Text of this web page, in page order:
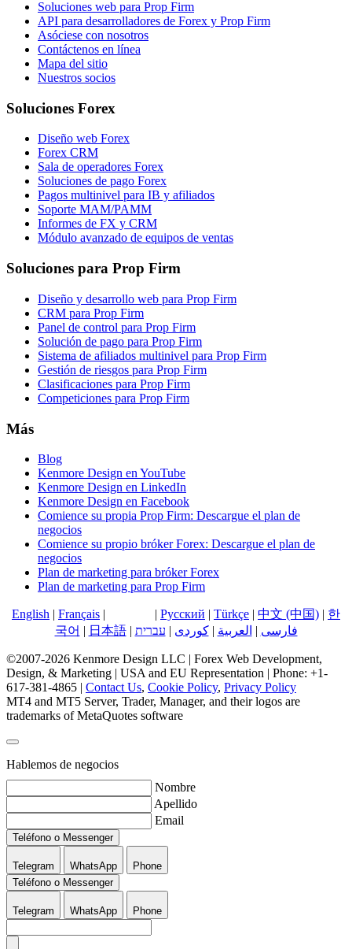
Soluciones web para Prop Firm
API para desarrolladores de Forex y Prop Firm
Asóciese con nosotros
Contáctenos en línea
Mapa del sitio
Nuestros socios
Soluciones Forex
Diseño web Forex
Forex CRM
Sala de operadores Forex
Soluciones de pago Forex
Pagos multinivel para IB y afiliados
Soporte MAM/PAMM
Informes de FX y CRM
Módulo avanzado de equipos de ventas
Soluciones para Prop Firm
Diseño y desarrollo web para Prop Firm
CRM para Prop Firm
Panel de control para Prop Firm
Solución de pago para Prop Firm
Sistema de afiliados multinivel para Prop Firm
Gestión de riesgos para Prop Firm
Clasificaciones para Prop Firm
Competiciones para Prop Firm
Más
Blog
Kenmore Design en YouTube
Kenmore Design en LinkedIn
Kenmore Design en Facebook
Comience su propia Prop Firm: Descargue el plan de
negocios
Comience su propio bróker Forex: Descargue el plan de
negocios
Plan de marketing para bróker Forex
Plan de marketing para Prop Firm
English | Français | | Русский | Türkçe | 中文 (中国) | 한
국어 | 日本語| עברית | کوردی| العربية | فارسی
©2007-2026 Kenmore Design LLC | Forex Web Development,
Design, & Marketing | USA and EU Representation | Phone: +1-
617-381-4865 | Contact Us, Cookie Policy, Privacy Policy
MT4 and MT5 Server, Trader, Manager, and their logos are
trademarks of MetaQuotes software
Hablemos de negocios
Nombre
Apellido
Email
Teléfono o Messenger
Telegram WhatsApp
Phone
Teléfono o Messenger
Telegram WhatsApp Phone